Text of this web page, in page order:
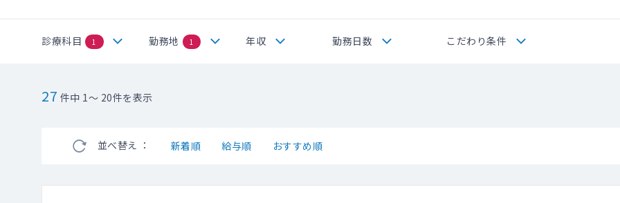
診療科目 1 勤務地 1 年収 勤務日数 こだわり条件
27 件中 1～ 20件を表示
並べ替え ： 新着順 給与順 おすすめ順